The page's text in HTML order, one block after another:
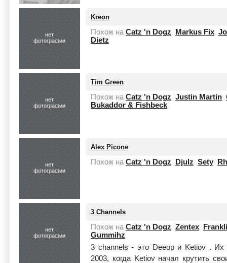
нет
фотографии
Kreon
Похож на Catz 'n Dogz Markus Fix
Dietz
нет
фотографии
Tim Green
Похож на Catz 'n Dogz Justin Martin
Bukaddor & Fishbeck
нет
фотографии
Alex Picone
Похож на Catz 'n Dogz Djulz Sety
нет
фотографии
3 Channels
Похож на Catz 'n Dogz Zentex
Gummihz
3 channels - это Deeop и Ketiov . Их
2003, когда Ketiov начал крутить